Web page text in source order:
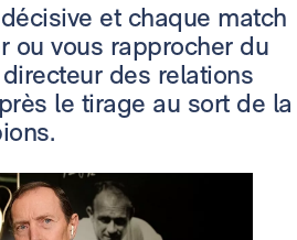
et chaque match
ou vous rapprocher du
des relations
le tirage au sort de la